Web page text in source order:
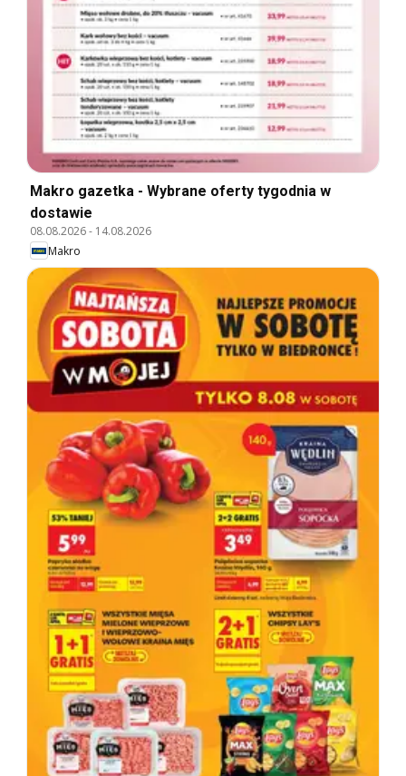
Makro gazetka - Wybrane oferty tygodnia w
dostawie
08.08.2026- 14.08.2026
Makro